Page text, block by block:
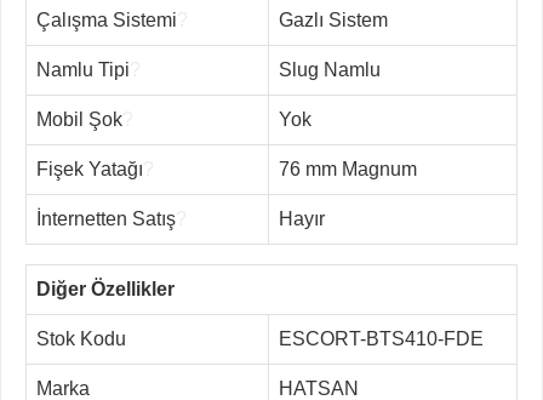
Çalışma Sistemi Gazlı Sistem
Namlu Tipi Slug Namlu
Mobil Şok Yok
Fişek Yatağı 76 mm Magnum
İnternetten Satış Hayır
Diğer Özellikler
Stok Kodu ESCORT-BTS410-FDE
Marka HATSAN